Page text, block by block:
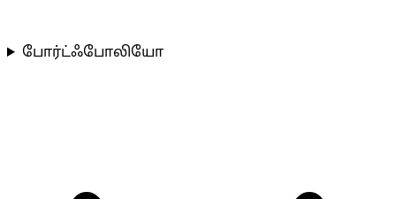
போர்ட்ஃபோலியோ